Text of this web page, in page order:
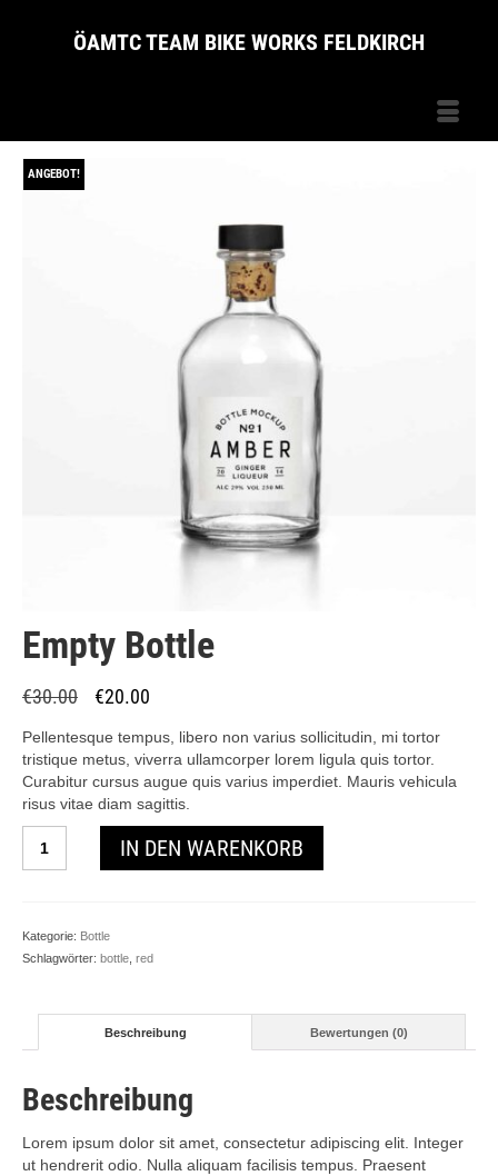
ÖAMTC TEAM BIKE WORKS FELDKIRCH
ANGEBOT!
Empty Bottle
€30.00
Ursprünglicher
war:
€30.00
€20.00
ist:
€20.00.
Pellentesque tempus, libero non varius sollicitudin, mi tortor
tristique metus, viverra ullamcorper lorem ligula quis tortor.
Curabitur cursus augue quis varius imperdiet. Mauris vehicula
risus vitae diam sagittis.
Bottle
IN DEN WARENKORB
Kategorie: Bottle
Schlagwörter: bottle red
Beschreibung Bewertungen (0)
Beschreibung
Lorem ipsum dolor sit amet, consectetur adipiscing elit. Integer
ut hendrerit odio. Nulla aliquam facilisis tempus. Praesent